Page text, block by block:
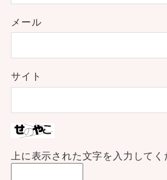
メール
サイト
上に表示された文字を入力してく